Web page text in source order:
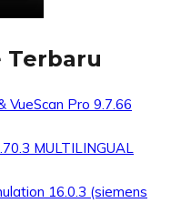
Terbaru
VueScan Pro 9.7.66
MULTILINGUAL
16.0.3 (siemens